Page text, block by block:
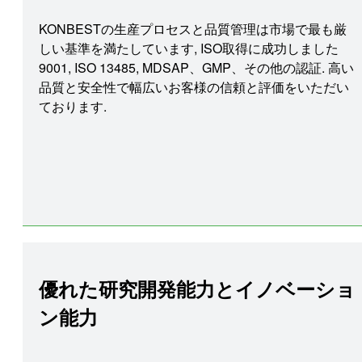
KONBESTの生産プロセスと品質管理は市場で最も厳
しい基準を満たしています, ISO取得に成功しました
9001, ISO 13485, MDSAP、GMP、その他の認証. 高い
品質と安全性で幅広いお客様の信頼と評価をいただい
ております.
優れた研究開発能力とイノベーショ
ン能力